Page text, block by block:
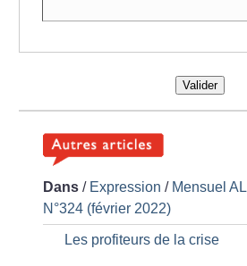
Valider
Dans / Expression / Mensuel AL
N°324 (février 2022)
Les profiteurs de la crise